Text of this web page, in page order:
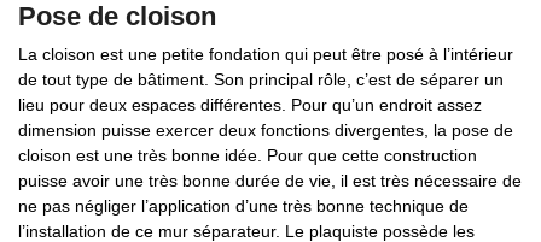
Pose de cloison
La cloison est une petite fondation qui peut être posé à l’intérieur
de tout type de bâtiment. Son principal rôle, c’est de séparer un
lieu pour deux espaces différentes. Pour qu’un endroit assez
dimension puisse exercer deux fonctions divergentes, la pose de
cloison est une très bonne idée. Pour que cette construction
puisse avoir une très bonne durée de vie, il est très nécessaire de
ne pas négliger l’application d’une très bonne technique de
l’installation de ce mur séparateur. Le plaquiste possède les